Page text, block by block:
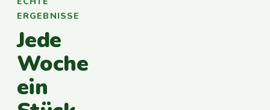
ERGEBNISSE
Jede
Woche
ein